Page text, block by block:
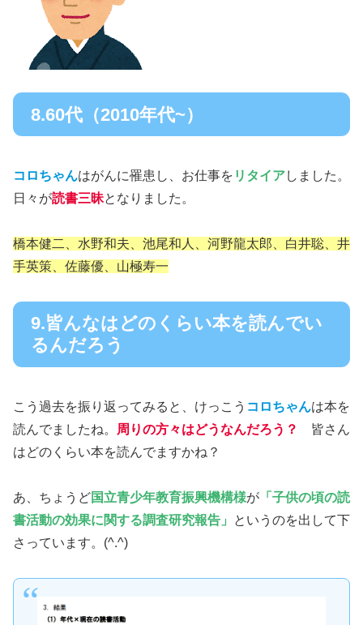
8.60代（2010年代~）
コロちゃんはがんに罹患し、お仕事を リタイアしました。
日々が読書三昧となりました。
橋本健二、水野和夫、池尾和人、河野龍太郎、白井聡、井
手英策、佐藤優、山極寿一
9.皆んなはどのくらい本を読んでい
るんだろう
こう過去を振り返ってみると、けっこう コロちゃんは本を
読んでましたね。
周りの方々はどうなんだろう？
皆さん
はどのくらい本を読んでますかね？
あ、ちょうど国立青少年教育振興機構様が 「子供の頃の読
書活動の効果に関する調査研究報告」
というのを出して下
さっています。(^.^)